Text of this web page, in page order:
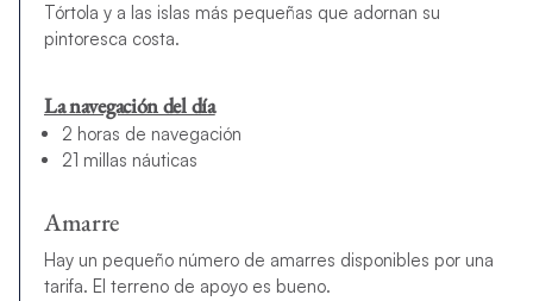
Tórtola y a las islas más pequeñas que adornan su
pintoresca costa.
La navegación del día
2 horas de navegación
21 millas náuticas
Amarre
Hay un pequeño número de amarres disponibles por una
tarifa. El terreno de apoyo es bueno.